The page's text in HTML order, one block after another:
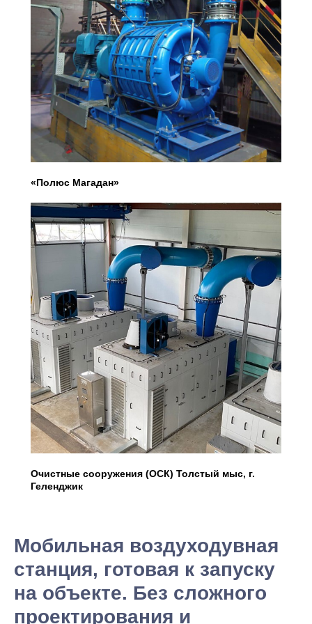
«Полюс Магадан»
Очистные сооружения (ОСК) Толстый мыс, г.
Геленджик
Мобильная воздуходувная
станция, готовая к запуску
на объекте. Без сложного
проектирования и
Нажимая кнопку «Отправить заявку» вы
соглашаетесь сПолитикой
ОТПРАВИТЬ ЗАЯВКУ
Каталог
Пн-Пт: 9:00-18:00
Сб-Вс: Выходной
Москва, Чермянский
проезд, 7, БЦ РТС, офис 311
8 (916) 800-33-03
info@equiplex.ru
Блог
Вебинары
Контакты
Опросные листы
О компании